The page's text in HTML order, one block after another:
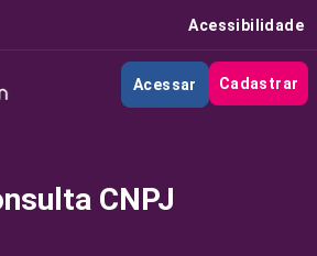
Acessibilidade
Acessar Cadastrar
CNPJ